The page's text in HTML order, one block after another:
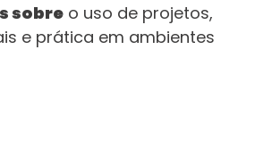
sobre o uso de projetos,
e prática em ambientes